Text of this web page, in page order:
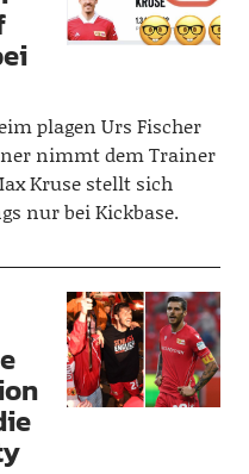
plagen Urs Fischer
nimmt dem Trainer
Kruse stellt sich
nur bei Kickbase.